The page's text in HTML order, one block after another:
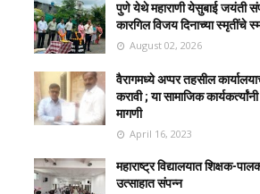
पुणे येथे महाराणी येसुबाई जयंती
कारगिल विजय दिनाच्या स्मृतींचे
August 02, 2026
वैरागमध्ये अप्पर तहसील
करावी ; या सामाजिक
मागणी
April 16, 2023
महाराष्ट्र विद्यालयात शिक्षक-
उत्साहात संपन्न